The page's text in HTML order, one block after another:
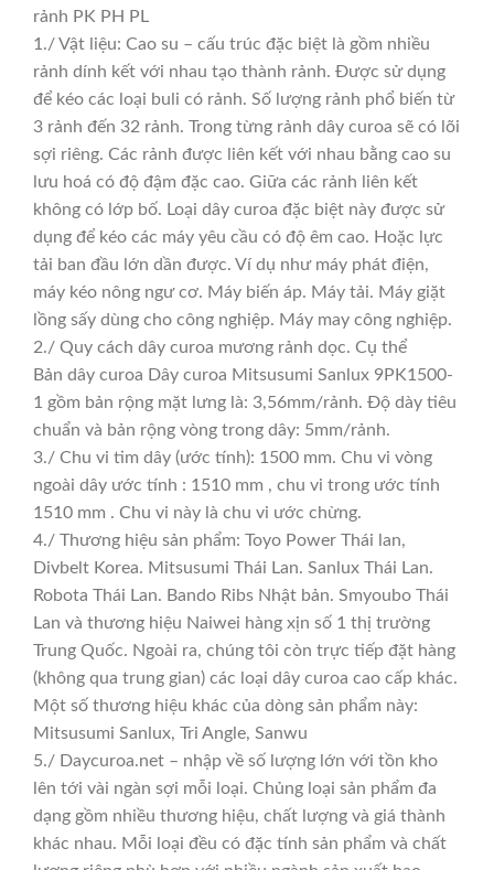
rảnh PK PH PL
1./ Vật liệu: Cao su – cấu trúc đặc biệt là gồm nhiều
rảnh dính kết với nhau tạo thành rảnh. Được sử dụng
để kéo các loại buli có rảnh. Số lượng rảnh phổ biến từ
3 rảnh đến 32 rảnh. Trong từng rảnh dây curoa sẽ có lõi
sợi riêng. Các rảnh được liên kết với nhau bằng cao su
lưu hoá có độ đậm đặc cao. Giữa các rảnh liên kết
không có lớp bố. Loại dây curoa đặc biệt này được sử
dụng để kéo các máy yêu cầu có độ êm cao. Hoặc lực
tải ban đầu lớn dần được. Ví dụ như máy phát điện,
máy kéo nông ngư cơ. Máy biến áp. Máy tải. Máy giặt
lồng sấy dùng cho công nghiệp. Máy may công nghiệp.
2./ Quy cách dây curoa mương rảnh dọc. Cụ thể
Bản dây curoa Dây curoa Mitsusumi Sanlux 9PK1500-
1 gồm bản rộng mặt lưng là: 3,56mm/rảnh. Độ dày tiêu
chuẩn và bản rộng vòng trong dây: 5mm/rảnh.
3./ Chu vi tim dây (ước tính): 1500 mm. Chu vi vòng
ngoài dây ước tính : 1510 mm , chu vi trong ước tính
1510 mm . Chu vi này là chu vi ước chừng.
4./ Thương hiệu sản phẩm: Toyo Power Thái lan,
Divbelt Korea. Mitsusumi Thái Lan. Sanlux Thái Lan.
Robota Thái Lan. Bando Ribs Nhật bản. Smyoubo Thái
Lan và thương hiệu Naiwei hàng xịn số 1 thị trường
Trung Quốc. Ngoài ra, chúng tôi còn trực tiếp đặt hàng
(không qua trung gian) các loại dây curoa cao cấp khác.
Một số thương hiệu khác của dòng sản phẩm này:
Mitsusumi Sanlux, Tri Angle, Sanwu
5./ Daycuroa.net – nhập về số lượng lớn với tồn kho
lên tới vài ngàn sợi mỗi loại. Chủng loại sản phẩm đa
dạng gồm nhiều thương hiệu, chất lượng và giá thành
khác nhau. Mỗi loại đều có đặc tính sản phẩm và chất